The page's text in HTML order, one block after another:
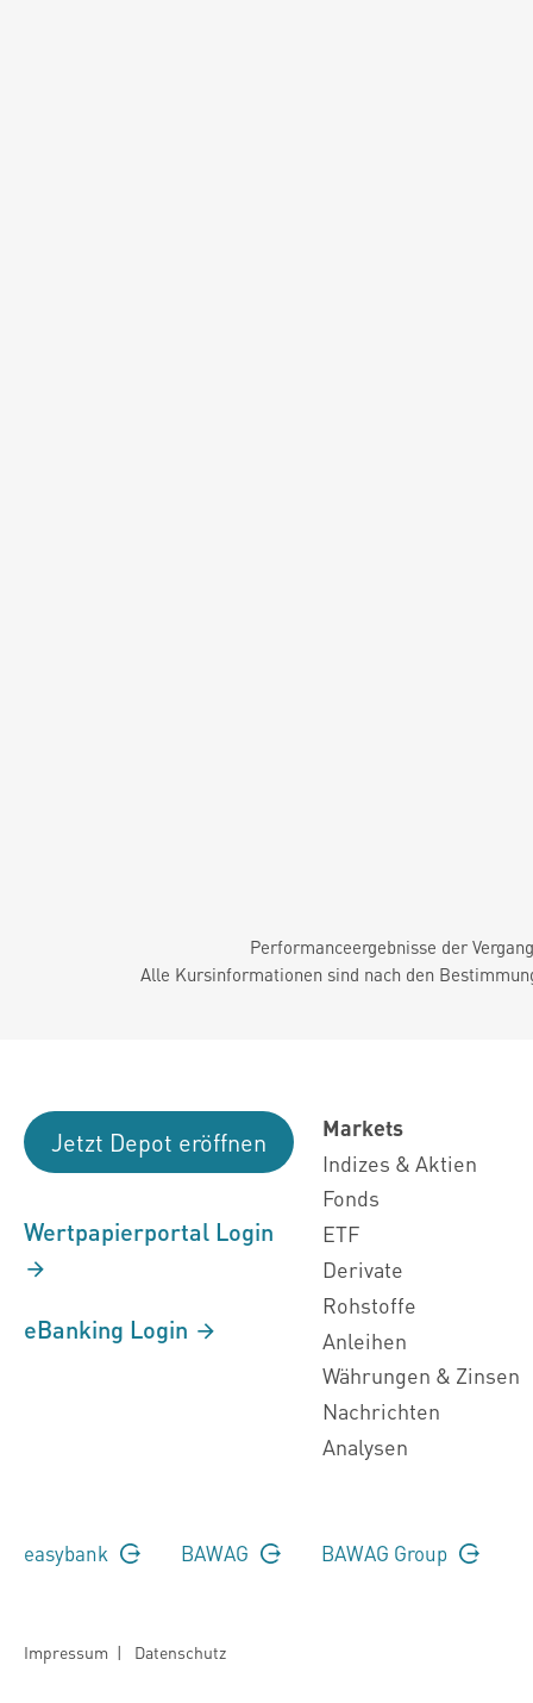
Performanceergebnisse der
Alle Kursinformationen sind nach den
Jetzt Depot eröffnen
Wertpapierportal Login
eBanking Login
Markets
Indizes & Aktien
Fonds
ETF
Derivate
Rohstoffe
Anleihen
Währungen & Zinsen
Nachrichten
Analysen
easybank BAWAG BAWAG Group
Impressum | Datenschutz